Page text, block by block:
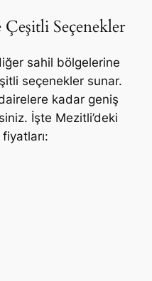
Seçenekler
sahil bölgelerine
seçenekler sunar.
kadar geniş
İşte Mezitli’deki